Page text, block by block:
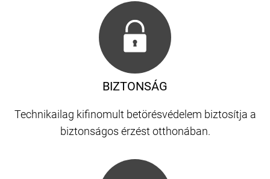
BIZTONSÁG
Technikailag kifinomult betörésvédelem biztosítja a
biztonságos érzést otthonában.